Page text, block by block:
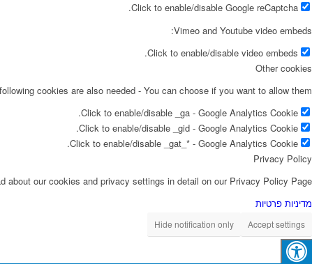
Click to enable/disable Google reCaptcha.
Vimeo and Youtube video embeds:
Click to enable/disable video embeds.
Other cookies
cookies are also needed - You can choose if you want to allow them:
Click to enable/disable _ga - Google Analytics Cookie.
Click to enable/disable _gid - Google Analytics Cookie.
Click to enable/disable _gat_* - Google Analytics Cookie.
Privacy Policy
about our cookies and privacy settings in detail on our Privacy Policy Page.
מדיניות פרטיות
Accept settings
Hide notification only